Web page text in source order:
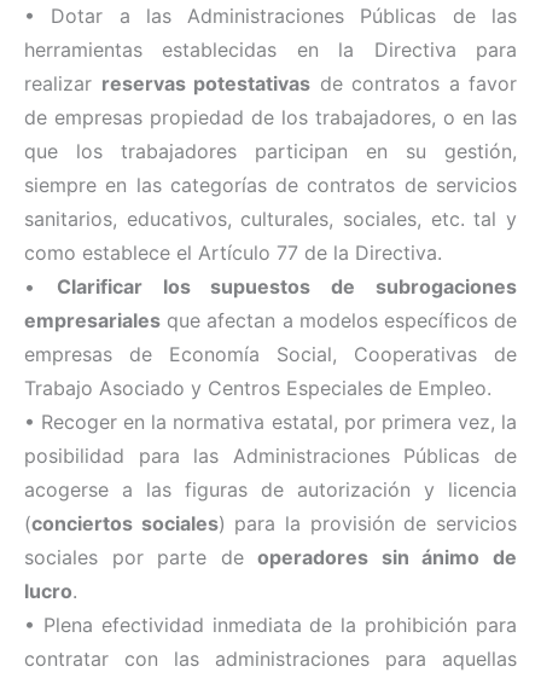
• Dotar a las Administraciones Públicas de las
herramientas establecidas en la Directiva para
realizar reservas potestativas de contratos a favor
de empresas propiedad de los trabajadores, o en las
que los trabajadores participan en su gestión,
siempre en las categorías de contratos de servicios
sanitarios, educativos, culturales, sociales, etc. tal y
como establece el Artículo 77 de la Directiva.
• Clarificar los supuestos de subrogaciones
empresariales que afectan a modelos específicos de
empresas de Economía Social, Cooperativas de
Trabajo Asociado y Centros Especiales de Empleo.
• Recoger en la normativa estatal, por primera vez, la
posibilidad para las Administraciones Públicas de
acogerse a las figuras de autorización y licencia
(conciertos sociales) para la provisión de servicios
sociales por parte deoperadores sin ánimo de
lucro.
• Plena efectividad inmediata de la prohibición para
contratar con las administraciones para aquellas